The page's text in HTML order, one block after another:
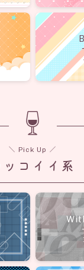
＼ Pick Up ／
ッコイイ系